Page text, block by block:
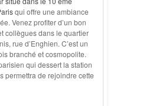
qui offre une ambiance
Venez profiter d’un bon
collègues dans le quartier
rue d’Enghien. C’est un
branché et cosmopolite.
qui dessert la station
permettra de rejoindre cette